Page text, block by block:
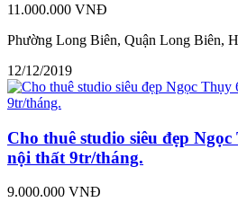
11.000.000 VNĐ
Phường Long Biên, Quận Long Biên,
12/12/2019
Cho thuê studio siêu đẹp
nội thất 9tr/tháng.
9.000.000 VNĐ